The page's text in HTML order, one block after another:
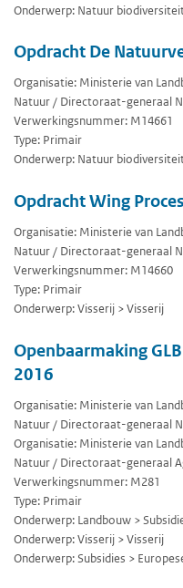
Onderwerp: Natuur
Opdracht De
Organisatie: Ministerie van
Natuur / Directoraat-generaal
Verwerkingsnummer: M14661
Type: Primair
Onderwerp: Natuur
Opdracht Wing
Organisatie: Ministerie van
Natuur / Directoraat-generaal
Verwerkingsnummer: M14660
Type: Primair
Onderwerp: Visserij > Visserij
Openbaarmaking
2016
Organisatie: Ministerie van
Natuur / Directoraat-generaal
Organisatie: Ministerie van
Natuur / Directoraat-generaal
Verwerkingsnummer: M281
Type: Primair
Onderwerp: Landbouw >
Onderwerp: Visserij > Visserij
Onderwerp: Subsidies >